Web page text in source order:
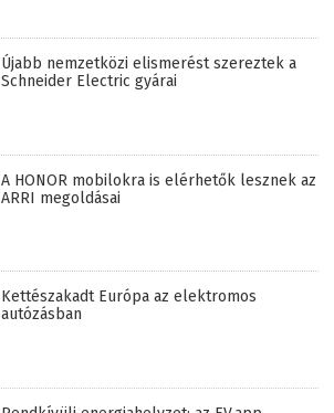
Újabb nemzetközi elismerést szereztek a
Schneider Electric gyárai
A HONOR mobilokra is elérhetők lesznek az
ARRI megoldásai
Kettészakadt Európa az elektromos
autózásban